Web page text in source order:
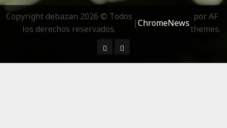
Copyright debazan 2026 © Todos
los derechos reservados.
|ChromeNews
por AF
themes.
¿ Quién soy…?
Más información sobre las